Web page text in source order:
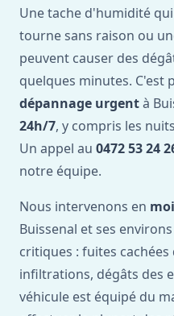
Une tache d'humidité
tourne sans raison ou
peuvent causer des
quelques minutes. C'est
dépannage urgentà
24h/7, y compris les
Un appel au 0472 53 24
notre équipe.
Nous intervenons en
Buissenal et ses
critiques : fuites
infiltrations, dégâts des
véhicule est équipé du